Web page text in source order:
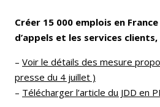
Créer 15 000 emplois en
d’appels et les services clients,
– Voir le détails des mesure
presse du 4 juillet )
– Télécharger l’article du JDD en